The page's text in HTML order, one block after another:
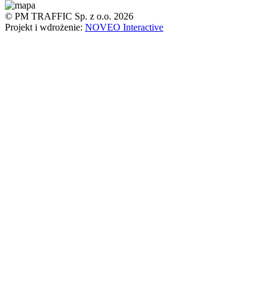
© PM TRAFFIC Sp. z o.o. 2026
Projekt i wdrożenie: NOVEO Interactive